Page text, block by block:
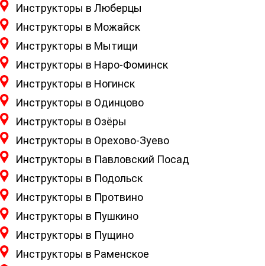
Инструкторы в Люберцы
Инструкторы в Можайск
Инструкторы в Мытищи
Инструкторы в Наро-Фоминск
Инструкторы в Ногинск
Инструкторы в Одинцово
Инструкторы в Озёры
Инструкторы в Орехово-Зуево
Инструкторы в Павловский Посад
Инструкторы в Подольск
Инструкторы в Протвино
Инструкторы в Пушкино
Инструкторы в Пущино
Инструкторы в Раменское